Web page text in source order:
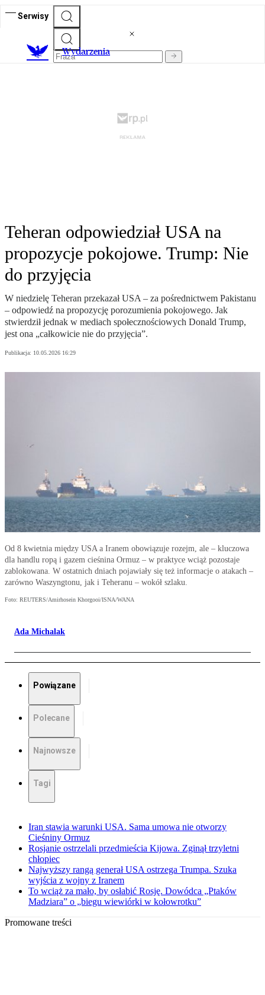
Serwisy
Wydarzenia
Teheran odpowiedział USA na
propozycje pokojowe. Trump: Nie
do przyjęcia
W niedzielę Teheran przekazał USA – za pośrednictwem Pakistanu
– odpowiedź na propozycję porozumienia pokojowego. Jak
stwierdził jednak w mediach społecznościowych Donald Trump,
jest ona „całkowicie nie do przyjęcia”.
Publikacja: 10.05.2026 16:29
Od 8 kwietnia między USA a Iranem obowiązuje rozejm, ale – kluczowa
dla handlu ropą i gazem cieśnina Ormuz – w praktyce wciąż pozostaje
zablokowana. W ostatnich dniach pojawiały się też informacje o atakach –
zarówno Waszyngtonu, jak i Teheranu – wokół szlaku.
Foto: REUTERS/Amirhosein Khorgooi/ISNA/WANA
Ada Michalak
Powiązane
Polecane
Najnowsze
Tagi
Iran stawia warunki USA. Sama umowa nie otworzy
Cieśniny Ormuz
Rosjanie ostrzelali przedmieścia Kijowa. Zginął trzyletni
chłopiec
Najwyższy rangą generał USA ostrzega Trumpa. Szuka
wyjścia z wojny z Iranem
To wciąż za mało, by osłabić Rosję. Dowódca „Ptaków
Madziara” o „biegu wiewiórki w kołowrotku”
Promowane treści